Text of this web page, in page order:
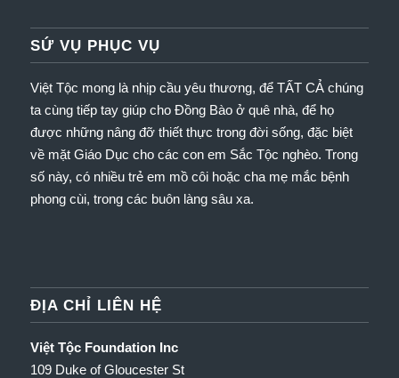
SỨ VỤ PHỤC VỤ
Việt Tộc mong là nhịp cầu yêu thương, để TẤT CẢ chúng
ta cùng tiếp tay giúp cho Đồng Bào ở quê nhà, để họ
được những nâng đỡ thiết thực trong đời sống, đặc biệt
về mặt Giáo Dục cho các con em Sắc Tộc nghèo. Trong
số này, có nhiều trẻ em mồ côi hoặc cha mẹ mắc bệnh
phong cùi, trong các buôn làng sâu xa.
ĐỊA CHỈ LIÊN HỆ
Việt Tộc Foundation Inc
109 Duke of Gloucester St